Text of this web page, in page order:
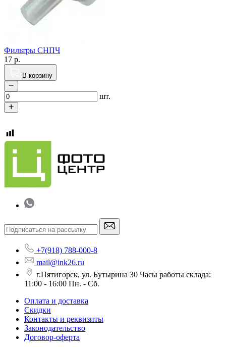
Фильтры СНПЧ
17 р.
В корзину
шт.
+7(918) 788-000-8
mail@ink26.ru
г.Пятигорск, ул. Бутырина 30 Часы работы склада:
11:00 - 16:00 Пн. - Сб.
Оплата и доставка
Скидки
Контакты и реквизиты
Законодательство
Договор-оферта